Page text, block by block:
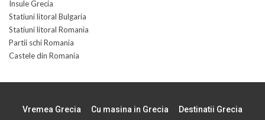
Insule Grecia
Statiuni litoral Bulgaria
Statiuni litoral Romania
Partii schi Romania
Castele din Romania
Vremea Grecia Cu masina in Grecia
Destinatii Grecia